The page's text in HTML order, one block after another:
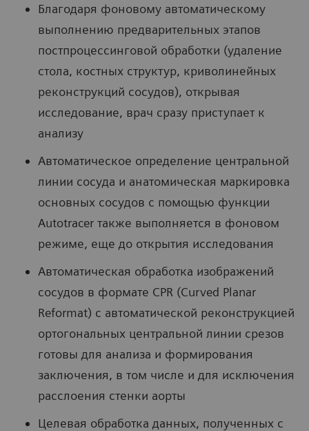
Благодаря фоновому автоматическому
выполнению предварительных этапов
постпроцессинговой обработки (удаление
стола, костных структур, криволинейных
реконструкций сосудов), открывая
исследование, врач сразу приступает к
анализу
Автоматическое определение центральной
линии сосуда и анатомическая маркировка
основных сосудов с помощью функции
Autotracer также выполняется в фоновом
режиме, еще до открытия исследования
Автоматическая обработка изображений
сосудов в формате CPR (Curved Planar
Reformat) с автоматической реконструкцией
ортогональных центральной линии срезов
готовы для анализа и формирования
заключения, в том числе и для исключения
расслоения стенки аорты
Целевая обработка данных, полученных с